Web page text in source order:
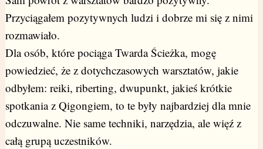
Przyciągałem pozytywnych ludzi i dobrze mi się z nimi
rozmawiało.
Dla osób, które pociąga Twarda Ścieżka, mogę
powiedzieć, że z dotychczasowych warsztatów, jakie
odbyłem: reiki, riberting, dwupunkt, jakieś krótkie
spotkania z Qigongiem, to te były najbardziej dla mnie
odczuwalne. Nie same techniki, narzędzia, ale więź z
całą grupą uczestników.